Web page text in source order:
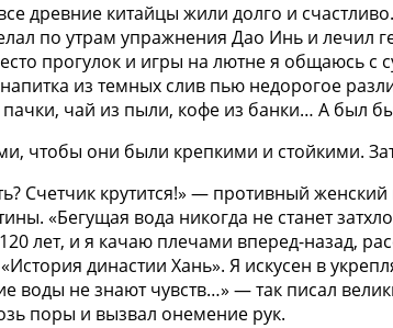
древние китайцы жили долго и
по утрам упражнения Дао Инь и лечил
прогулок и игры на лютне я общаюсь
из темных слив пью недорогое
пачки, чай из пыли, кофе из банки… А был
чтобы они были крепкими и стойкими.
Счетчик крутится!» — противный
«Бегущая вода никогда не станет
лет, и я качаю плечами вперед-назад,
династии Хань». Я искусен в
воды не знают чувств…» — так писал
поры и вызвал онемение рук.